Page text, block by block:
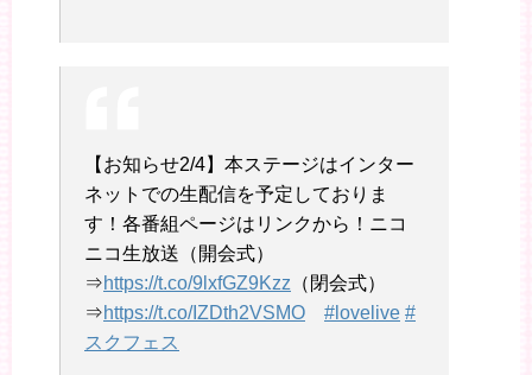
【お知らせ2/4】本ステージはインター
ネットでの生配信を予定しておりま
す！各番組ページはリンクから！ニコ
ニコ生放送（開会式）
⇒https://t.co/9lxfGZ9Kzz （閉会式）
⇒https://t.co/IZDth2VSMO #lovelive #
スクフェス